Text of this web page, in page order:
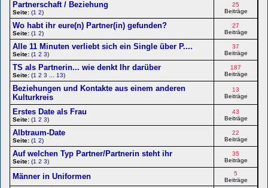
Partnerschaft / Beziehung
Seite: (1 2)
25
Beiträge
Wo habt ihr eure(n) Partner(in) gefunden?
Seite: (1 2)
27
Beiträge
Alle 11 Minuten verliebt sich ein Single über P....
Seite: (1 2 3)
37
Beiträge
TS als Partnerin... wie denkt Ihr darüber
Seite: (1 2 3 13)
187
Beiträge
Beziehungen und Kontakte aus einem anderen
Kulturkreis
13
Beiträge
Erstes Date als Frau
Seite: (1 2 3)
43
Beiträge
Albtraum-Date
Seite: (1 2)
22
Beiträge
Auf welchen Typ Partner/Partnerin steht ihr
Seite: (1 2 3)
35
Beiträge
Männer in Uniformen
5
Beiträge